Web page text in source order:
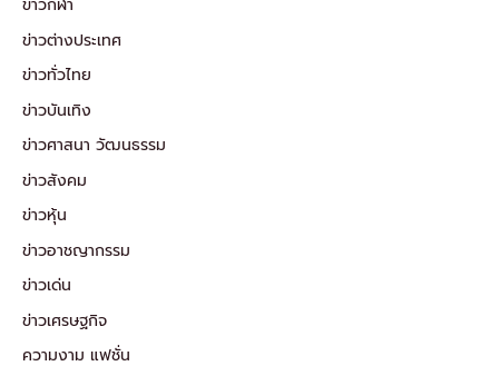
ข่าวกีฬา
ข่าวต่างประเทศ
ข่าวทั่วไทย
ข่าวบันเทิง
ข่าวศาสนา วัฒนธรรม
ข่าวสังคม
ข่าวหุ้น
ข่าวอาชญากรรม
ข่าวเด่น
ข่าวเศรษฐกิจ
ความงาม แฟชั่น